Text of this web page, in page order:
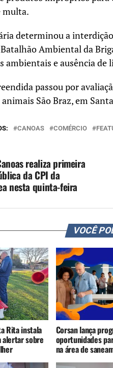
multa.
determinou a
Ambiental da
ambientais e ausência de
passou por
São Braz, em
CANOAS COMÉRCIO
realiza primeira
da CPI da
nesta quinta-feira
VOCÊ
Rita instala
alertar sobre
Corsan lança
oportunidades
na área de